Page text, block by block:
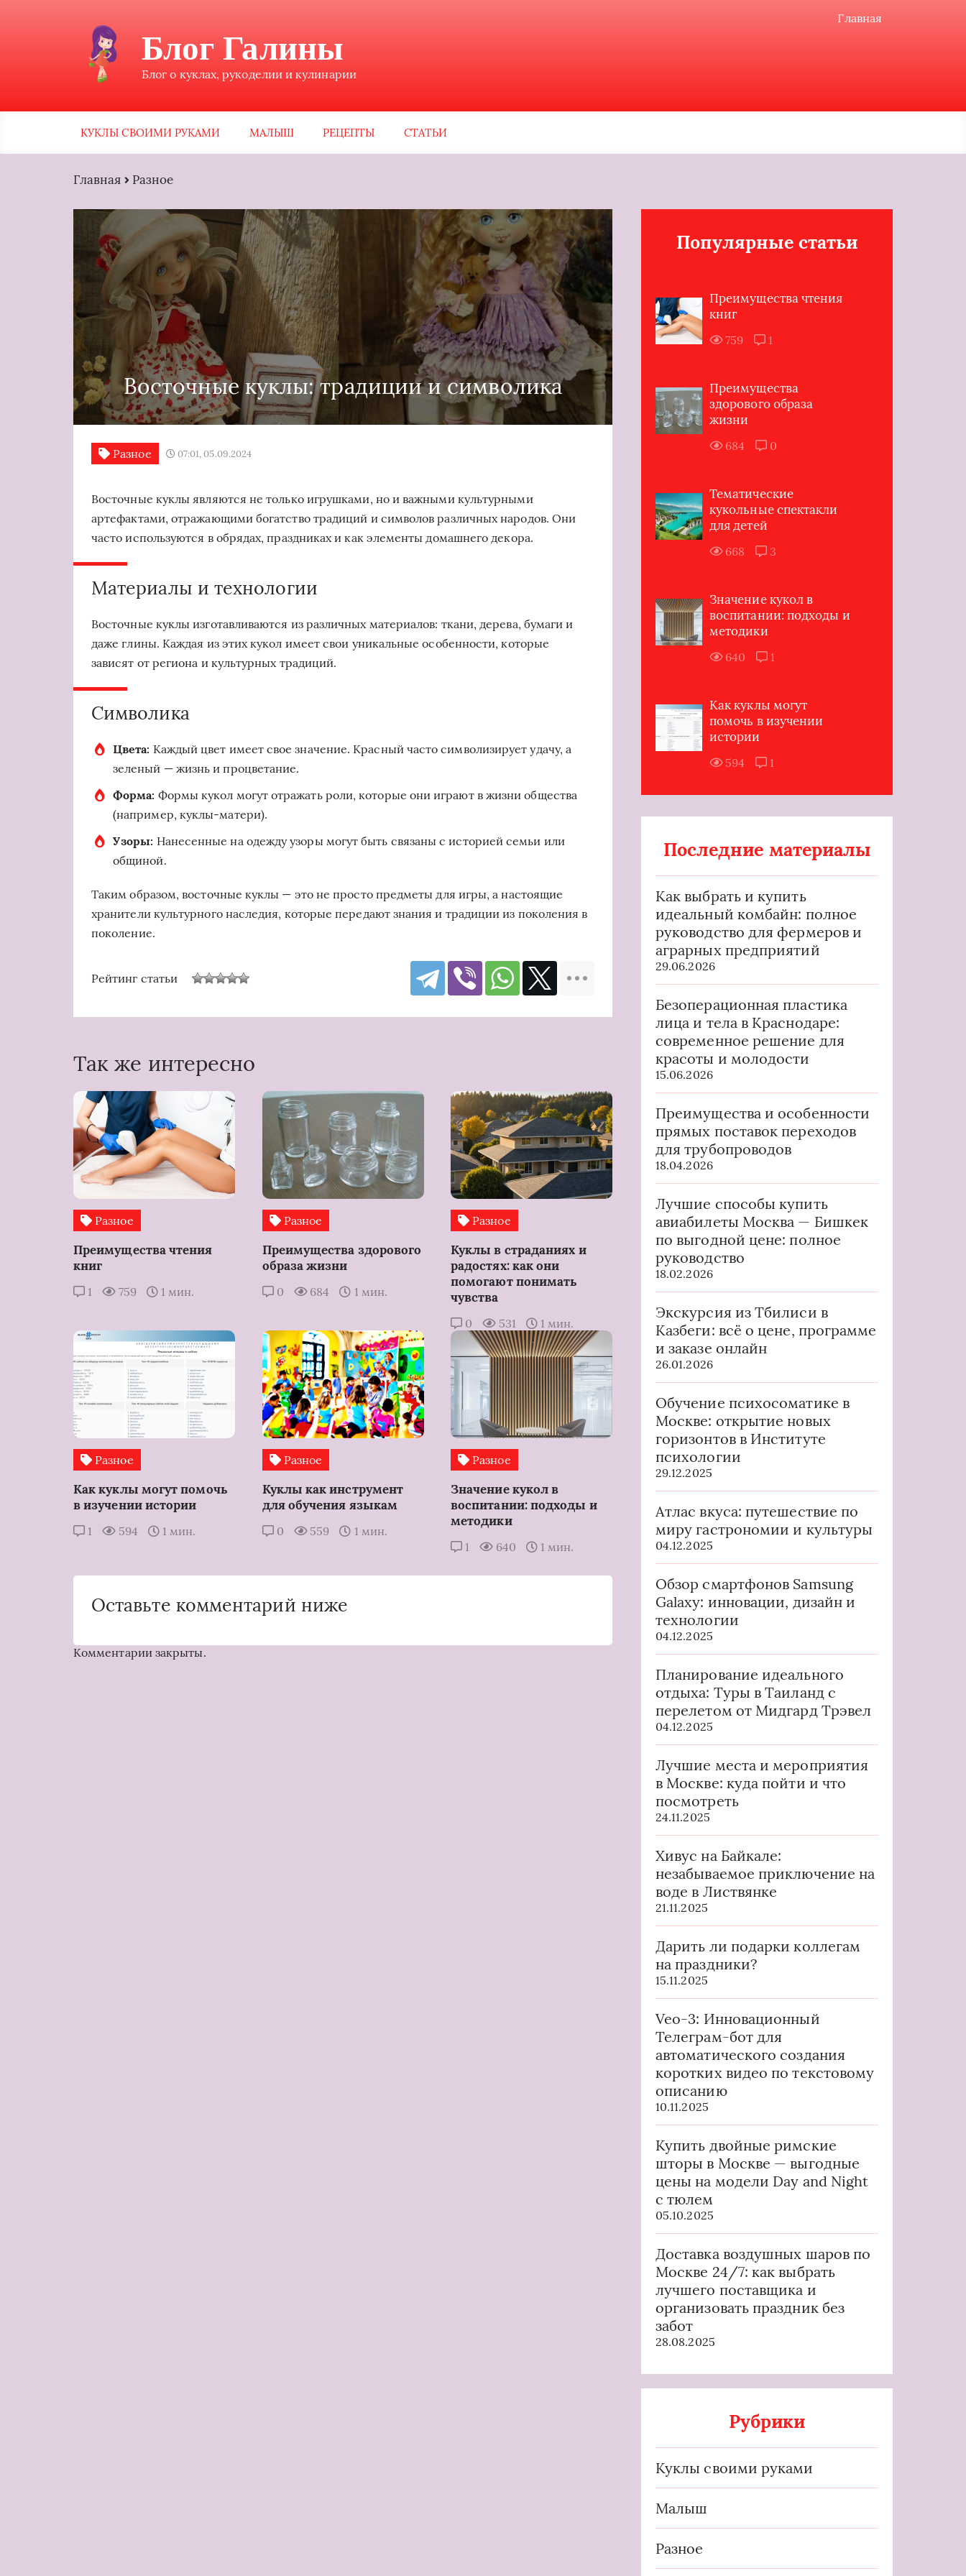
Главная
Блог Галины
Блог о куклах, рукоделии и кулинарии
КУКЛЫ СВОИМИ РУКАМИ МАЛЫШ РЕЦЕПТЫ СТАТЬИ
Главная Разное
Восточные куклы: традиции и символика
Разное 07:01, 05.09.2024
Восточные куклы являются не только игрушками, но и важными культурными
артефактами, отражающими богатство традиций и символов различных народов. Они
часто используются в обрядах, праздниках и как элементы домашнего декора.
Материалы и технологии
Восточные куклы изготавливаются из различных материалов: ткани, дерева, бумаги и
даже глины. Каждая из этих кукол имеет свои уникальные особенности, которые
зависят от региона и культурных традиций.
Символика
Цвета: Каждый цвет имеет свое значение. Красный часто символизирует удачу, а
зеленый — жизнь и процветание.
Форма: Формы кукол могут отражать роли, которые они играют в жизни общества
(например, куклы-матери).
Узоры: Нанесенные на одежду узоры могут быть связаны с историей семьи или
общиной.
Таким образом, восточные куклы — это не просто предметы для игры, а настоящие
хранители культурного наследия, которые передают знания и традиции из поколения в
поколение.
Рейтинг статьи
Так же интересно
Разное
Преимущества чтения
книг
1 759 1 мин.
Разное
Преимущества здорового
образа жизни
0 684 1 мин.
Разное
Куклы в страданиях и
радостях: как они
помогают понимать
чувства
0 531 1 мин.
Разное
Как куклы могут помочь
в изучении истории
1 594 1 мин.
Разное
Куклы как инструмент
для обучения языкам
0 559 1 мин.
Разное
Значение кукол в
воспитании: подходы и
методики
1 640 1 мин.
Оставьте комментарий ниже
Комментарии закрыты.
Популярные статьи
Преимущества чтения
книг
759 1
Преимущества
здорового образа
жизни
684 0
Тематические
кукольные спектакли
для детей
668 3
Значение кукол в
воспитании: подходы и
методики
640 1
Как куклы могут
помочь в изучении
истории
594 1
Последние материалы
Как выбрать и купить
идеальный комбайн: полное
руководство для фермеров и
аграрных предприятий
29.06.2026
Безоперационная пластика
лица и тела в Краснодаре:
современное решение для
красоты и молодости
15.06.2026
Преимущества и особенности
прямых поставок переходов
для трубопроводов
18.04.2026
Лучшие способы купить
авиабилеты Москва — Бишкек
по выгодной цене: полное
руководство
18.02.2026
Экскурсия из Тбилиси в
Казбеги: всё о цене, программе
и заказе онлайн
26.01.2026
Обучение психосоматике в
Москве: открытие новых
горизонтов в Институте
психологии
29.12.2025
Атлас вкуса: путешествие по
миру гастрономии и культуры
04.12.2025
Обзор смартфонов Samsung
Galaxy: инновации, дизайн и
технологии
04.12.2025
Планирование идеального
отдыха: Туры в Таиланд с
перелетом от Мидгард Трэвел
04.12.2025
Лучшие места и мероприятия
в Москве: куда пойти и что
посмотреть
24.11.2025
Хивус на Байкале:
незабываемое приключение на
воде в Листвянке
21.11.2025
Дарить ли подарки коллегам
на праздники?
15.11.2025
Veo-3: Инновационный
Телеграм-бот для
автоматического создания
коротких видео по текстовому
описанию
10.11.2025
Купить двойные римские
шторы в Москве — выгодные
цены на модели Day and Night
с тюлем
05.10.2025
Доставка воздушных шаров по
Москве 24/7: как выбрать
лучшего поставщика и
организовать праздник без
забот
28.08.2025
Рубрики
Куклы своими руками
Малыш
Разное